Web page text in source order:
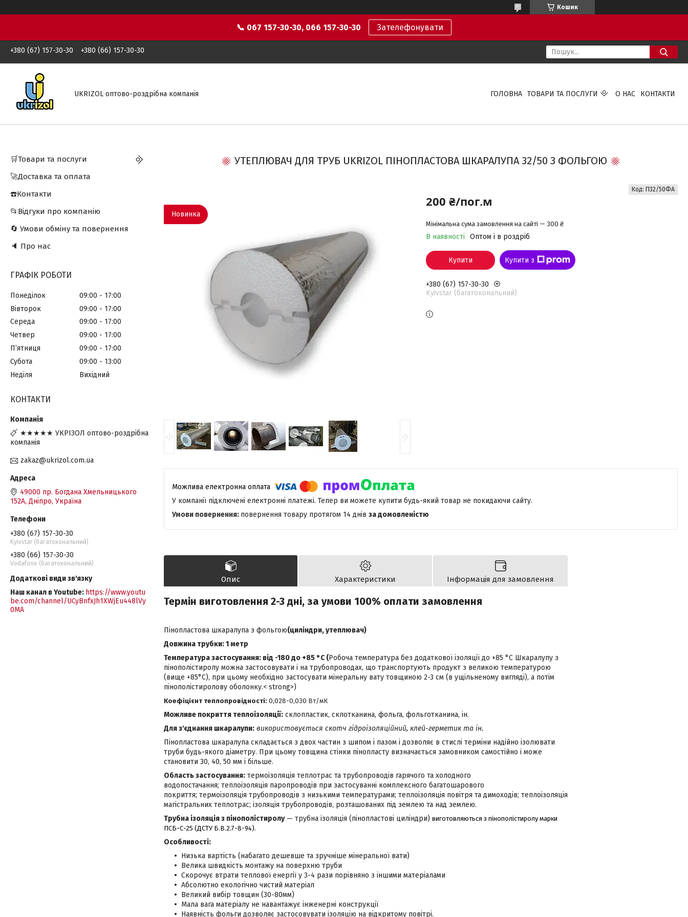
Кошик
📞 067 157-30-30, 066 157-30-30 Зателефонувати
+380 (67) 157-30-30 +380 (66) 157-30-30
UKRIZOL оптово-роздрібна компанія ГОЛОВНА ТОВАРИ ТА ПОСЛУГИ О НАС КОНТАКТИ
УТЕПЛЮВАЧ ДЛЯ ТРУБ UKRIZOL ПІНОПЛАСТОВА ШКАРАЛУПА 32/50 З ФОЛЬГОЮ
Новинка
200 ₴/пог.м
Мінімальна сума замовлення на сайті — 300 ₴
В наявності Оптом і в роздріб
Код: П32/50ФА
Купити Купити з
+380 (67) 157-30-30
Kyivstar (багатокональний)
У компанії підключені електронні платежі. Тепер ви можете купити будь-який товар не покидаючи сайту.
повернення товару протягом 14 днів за домовленістю
Опис Характеристики Інформація для замовлення
Термін виготовлення 2-3 дні, за умови 100% оплати замовлення
Пінопластова шкаралупа з фольгою(циліндри, утеплювач)
Довжина трубки:1 метр
Температура застосування: від -180 до +85 °С (Робоча температура без додаткової ізоляції до +85 °С Шкаралупу з
пінополістиролу можна застосовувати і на трубопроводах, що транспортують продукт з великою температурою
(вище +85°С), при цьому необхідно застосувати мінеральну вату товщиною 2-3 см (в ущільненому вигляді), а потім
пінополістиролову оболонку.< strong>)
Коефіцієнт теплопровідності: 0,028-0,030 Вт/мК
Можливе покриття теплоізоляції: склопластик, склотканина, фольга, фольготканина, ін.
Для з'єднання шкаралупи: використовується скотч гідроізоляційний, клей-герметик та ін.
Пінопластова шкаралупа складається з двох частин з шипом і пазом і дозволяє в стислі терміни надійно ізолювати
труби будь-якого діаметру. При цьому товщина стінки пінопласту визначається замовником самостійно і може
становити 30, 40, 50 мм і більше.
Область застосування: термоізоляція теплотрас та трубопроводів гарячого та холодного
водопостачання; теплоізоляція паропроводів при застосуванні комплексного багатошарового
покриття; термоізоляція трубопроводів з низькими температурами; теплоізоляція повітря та димоходів; теплоізоляція
магістральних теплотрас; ізоляція трубопроводів, розташованих під землею та над землею.
Трубна ізоляція з пінополістиролу— трубна ізоляція (пінопластові циліндри) виготовляються з пінополістиролу марки
ПСБ-С-25 (ДСТУ Б.В.2.7-8-94).
Особливості:
Низька вартість (набагато дешевше та зручніше мінеральної вати)
Велика швидкість монтажу на поверхню труби
Скорочує втрати теплової енергії у 3-4 рази порівняно з іншими матеріалами
Абсолютно екологічно чистий матеріал
Великий вибір товщин (30-80мм)
Мала вага матеріалу не навантажує інженерні конструкції
Наявність фольги дозволяє застосовувати ізоляцію на відкритому повітрі.
🛒Товари та послуги
🚀Доставка та оплата
☎️Контакти
📂Відгуки про компанію
🔄 Умови обміну та повернення
🔈 Про нас
ГРАФІК РОБОТИ
Понеділок 09:00
17:00
Вівторок
09:00
17:00
Середа
09:00
17:00
Четвер
09:00
17:00
Пʼятниця
09:00
17:00
Субота
09:00
13:00
Неділя
Вихідний
КОНТАКТИ
★★★★★ УКРІЗОЛ оптово-роздрібна
компанія
zakaz@ukrizol.com.ua
49000 пр. Богдана Хмельницького
152А, Дніпро, Україна
+380 (67) 157-30-30
Kyivstar (багатокональний)
+380 (66) 157-30-30
Vodafone (багатокональний)
Наш канал в Youtube https://www.youtu
be.com/channel/UCyBnfxJh1XWjEu448lVy
0MA